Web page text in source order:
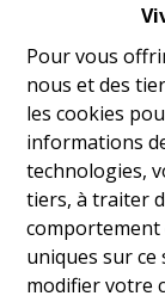
Pour vous
nous et des
les cookies
informations
technologies,
tiers, à traiter
uniques sur
modifier votre